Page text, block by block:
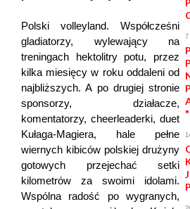
Polski volleyland. Współcześni
gladiatorzy, wylewający na
treningach hektolitry potu, przez
kilka miesięcy w roku oddaleni od
najbliższych. A po drugiej stronie
sponsorzy, działacze,
komentatorzy, cheerleaderki, duet
Kułaga-Magiera, hale pełne
wiernych kibiców polskiej drużyny
gotowych przejechać setki
kilometrów za swoimi idolami.
Wspólna radość po wygranych,
7